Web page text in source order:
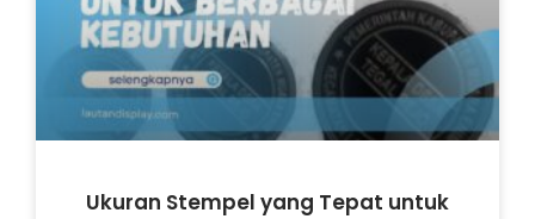
Ukuran Stempel yang Tepat untuk